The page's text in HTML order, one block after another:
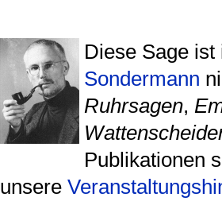
Diese Sage
Sondermann
Ruhrsagen,
Publikationen
unsere